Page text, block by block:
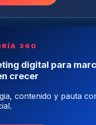
360
digital para
crecer
contenido y pauta